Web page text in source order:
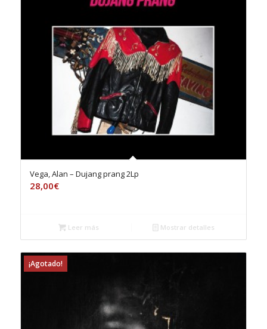
Vega, Alan – Dujang prang 2Lp
28,00€
Leer más Mostrar detalles
¡Agotado!